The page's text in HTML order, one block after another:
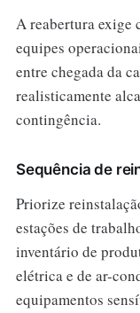
A reabertura exige
equipes
entre chegada da
realisticamente
contingência.
Sequência de
Priorize
estações de
inventário de
elétrica e de ar-
equipamentos